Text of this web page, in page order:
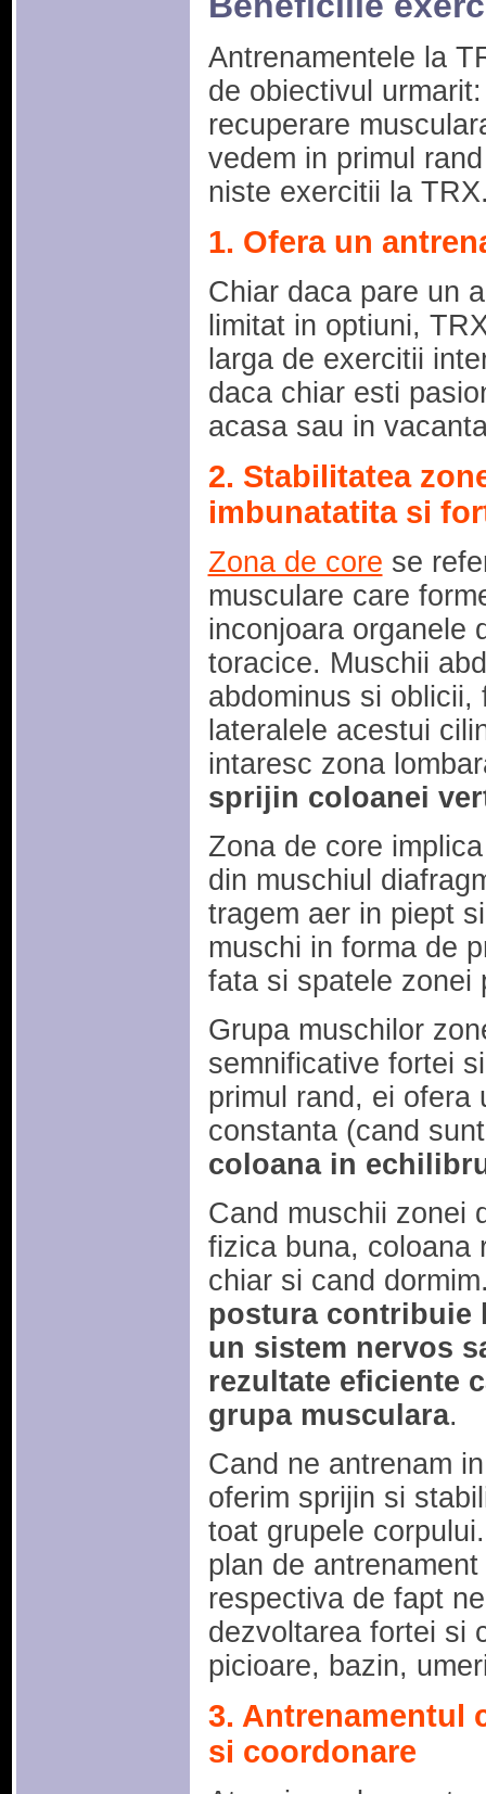
Antrenamentele la
de obiectivul
recuperare
vedem in primul
niste exercitii la
1. Ofera un
Chiar daca pare un
limitat in optiuni,
larga de exercitii
daca chiar esti
acasa sau in
2. Stabilitatea
imbunatatita si
Zona de core se
musculare care
inconjoara organele
toracice. Muschii
abdominus si
lateralele acestui
intaresc zona
sprijin coloanei
Zona de core
din muschiul
tragem aer in piept
muschi in forma de
fata si spatele zonei
Grupa muschilor
semnificative fortei
primul rand, ei ofera
constanta (cand
coloana in
Cand muschii zonei
fizica buna, coloana
chiar si cand
postura contribuie
un sistem nervos
rezultate eficiente
grupa musculara.
Cand ne antrenam
oferim sprijin si
toat grupele
plan de
respectiva de fapt
dezvoltarea fortei si
picioare, bazin,
3. Antrenamentul
si coordonare